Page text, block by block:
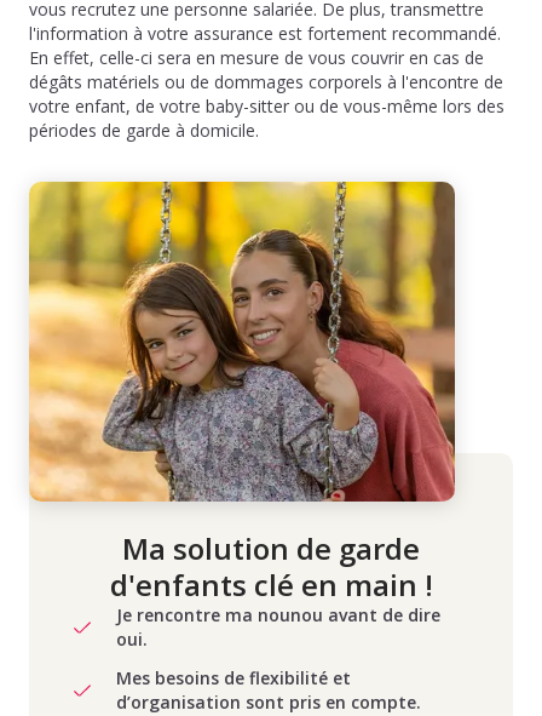
vous recrutez une personne salariée. De plus, transmettre
l'information à votre assurance est fortement recommandé.
En effet, celle-ci sera en mesure de vous couvrir en cas de
dégâts matériels ou de dommages corporels à l'encontre de
votre enfant, de votre baby-sitter ou de vous-même lors des
périodes de garde à domicile.
Ma solution de garde
d'enfants clé en main !
Je rencontre ma nounou avant de dire
oui.
Mes besoins de flexibilité et
d’organisation sont pris en compte.